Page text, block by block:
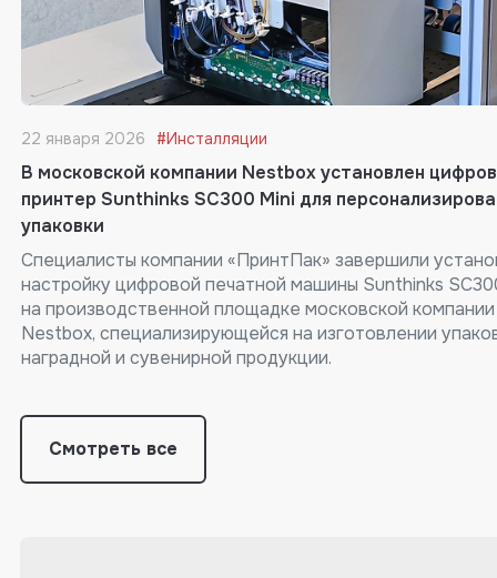
22 января 2026 #Инсталляции
В московской компании Nestbox установлен
принтер Sunthinks SC300 Mini для
упаковки
Специалисты компании «ПринтПак» завершили
настройку цифровой печатной машины Sunthinks
на производственной площадке московской компании
Nestbox, специализирующейся на изготовлении
наградной и сувенирной продукции.
Смотреть все